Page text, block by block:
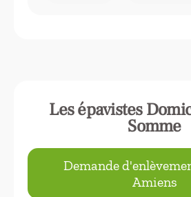
Les épavistes
Somme
Demande
Amiens